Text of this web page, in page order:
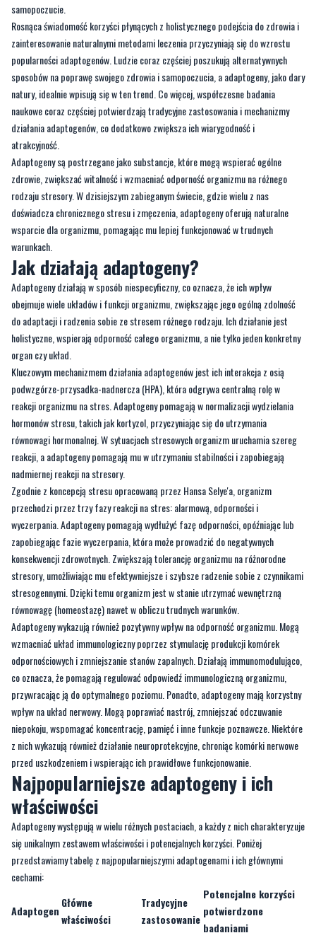
samopoczucie.
Rosnąca świadomość korzyści płynących z holistycznego podejścia do zdrowia i
zainteresowanie naturalnymi metodami leczenia przyczyniają się do wzrostu
popularności adaptogenów. Ludzie coraz częściej poszukują alternatywnych
sposobów na poprawę swojego zdrowia i samopoczucia, a adaptogeny, jako dary
natury, idealnie wpisują się w ten trend. Co więcej, współczesne badania
naukowe coraz częściej potwierdzają tradycyjne zastosowania i mechanizmy
działania adaptogenów, co dodatkowo zwiększa ich wiarygodność i
atrakcyjność.
Adaptogeny są postrzegane jako substancje, które mogą wspierać ogólne
zdrowie, zwiększać witalność i wzmacniać odporność organizmu na różnego
rodzaju stresory. W dzisiejszym zabieganym świecie, gdzie wielu z nas
doświadcza chronicznego stresu i zmęczenia, adaptogeny oferują naturalne
wsparcie dla organizmu, pomagając mu lepiej funkcjonować w trudnych
warunkach.
Jak działają adaptogeny?
Adaptogeny działają w sposób niespecyficzny, co oznacza, że ich wpływ
obejmuje wiele układów i funkcji organizmu, zwiększając jego ogólną zdolność
do adaptacji i radzenia sobie ze stresem różnego rodzaju. Ich działanie jest
holistyczne, wspierają odporność całego organizmu, a nie tylko jeden konkretny
organ czy układ.
Kluczowym mechanizmem działania adaptogenów jest ich interakcja z osią
podwzgórze-przysadka-nadnercza (HPA), która odgrywa centralną rolę w
reakcji organizmu na stres. Adaptogeny pomagają w normalizacji wydzielania
hormonów stresu, takich jak kortyzol, przyczyniając się do utrzymania
równowagi hormonalnej. W sytuacjach stresowych organizm uruchamia szereg
reakcji, a adaptogeny pomagają mu w utrzymaniu stabilności i zapobiegają
nadmiernej reakcji na stresory.
Zgodnie z koncepcją stresu opracowaną przez Hansa Selye'a, organizm
przechodzi przez trzy fazy reakcji na stres: alarmową, odporności i
wyczerpania. Adaptogeny pomagają wydłużyć fazę odporności, opóźniając lub
zapobiegając fazie wyczerpania, która może prowadzić do negatywnych
konsekwencji zdrowotnych. Zwiększają tolerancję organizmu na różnorodne
stresory, umożliwiając mu efektywniejsze i szybsze radzenie sobie z czynnikami
stresogennymi. Dzięki temu organizm jest w stanie utrzymać wewnętrzną
równowagę (homeostazę) nawet w obliczu trudnych warunków.
Adaptogeny wykazują również pozytywny wpływ na odporność organizmu. Mogą
wzmacniać układ immunologiczny poprzez stymulację produkcji komórek
odpornościowych i zmniejszanie stanów zapalnych. Działają immunomodulująco,
co oznacza, że pomagają regulować odpowiedź immunologiczną organizmu,
przywracając ją do optymalnego poziomu. Ponadto, adaptogeny mają korzystny
wpływ na układ nerwowy. Mogą poprawiać nastrój, zmniejszać odczuwanie
niepokoju, wspomagać koncentrację, pamięć i inne funkcje poznawcze. Niektóre
z nich wykazują również działanie neuroprotekcyjne, chroniąc komórki nerwowe
przed uszkodzeniem i wspierając ich prawidłowe funkcjonowanie.
Najpopularniejsze adaptogeny i ich
właściwości
Adaptogeny występują w wielu różnych postaciach, a każdy z nich charakteryzuje
się unikalnym zestawem właściwości i potencjalnych korzyści. Poniżej
przedstawiamy tabelę z najpopularniejszymi adaptogenami i ich głównymi
cechami:
Adaptogen
Główne
właściwości
Tradycyjne
zastosowanie
Potencjalne korzyści
potwierdzone
badaniami